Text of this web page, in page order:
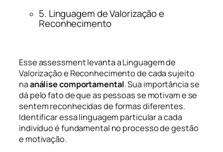
5. Linguagem de Valorização e
Reconhecimento
Esse assessment levanta a Linguagem de
Valorização e Reconhecimento de cada sujeito
naanálise comportamental. Sua importância se
dá pelo fato de que as pessoas se motivam e se
sentem reconhecidas de formas diferentes.
Identificar essa linguagem particular a cada
indivíduo é fundamental no processo de gestão
e motivação.